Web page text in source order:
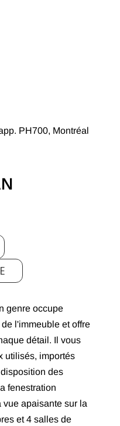
PH700, Montréal
genre occupe
l'immeuble et offre
détail. Il vous
utilisés, importés
des
fenestration
vue apaisante sur la
et 4 salles de